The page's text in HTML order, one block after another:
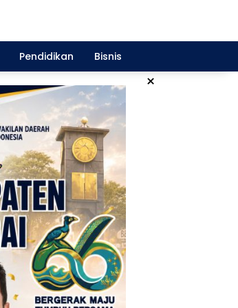
Pendidikan Bisnis
×